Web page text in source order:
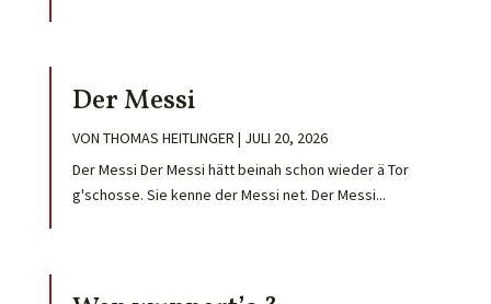
Der Messi
VON THOMAS HEITLINGER | JULI 20, 2026
Der Messi Der Messi hätt beinah schon wieder ä Tor
g'schosse. Sie kenne der Messi net. Der Messi...